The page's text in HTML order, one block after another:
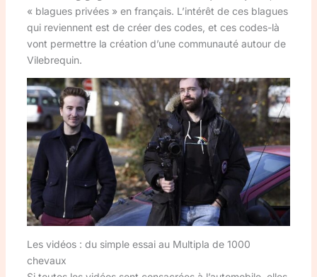
« blagues privées » en français. L’intérêt de ces blagues
qui reviennent est de créer des codes, et ces codes-là
vont permettre la création d’une communauté autour de
Vilebrequin.
Les vidéos : du simple essai au Multipla de 1000
chevaux